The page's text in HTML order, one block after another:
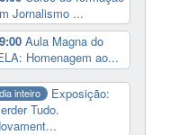
Jornalismo ...
Aula Magna do
Homenagem ao...
dia inteiro
Exposição:
Tudo.